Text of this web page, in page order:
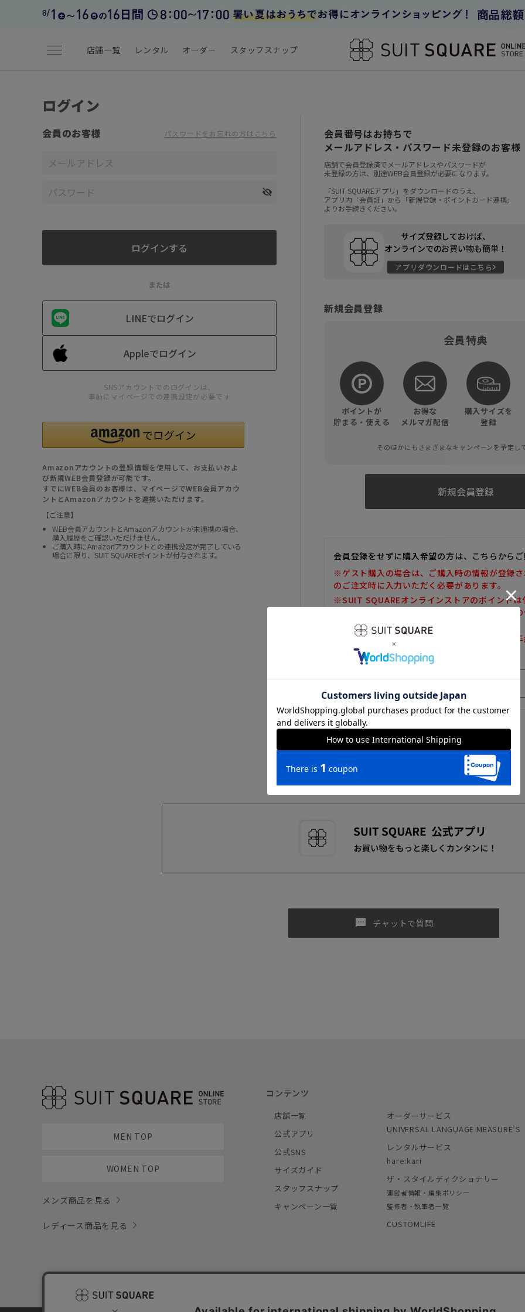
menu 店舗一覧 レンタル オーダー スタッフスナップ
ログイン
会員のお客様 パスワードをお忘れの方はこちら
または
LINEでログイン
Appleでログイン
SNSアカウントでのログインは、
事前にマイページでの連携設定が必要です
Amazonアカウントの登録情報を使用して、お支払いおよ
び新規WEB会員登録が可能です。
すでにWEB会員のお客様は、マイページでWEB会員アカウ
ントとAmazonアカウントを連携いただけます。
【ご注意】
WEB会員アカウントとAmazonアカウントが未連携の場合、
購入履歴をご確認いただけません。
ご購入時にAmazonアカウントとの連携設定が完了している
場合に限り、SUIT SQUAREポイントが付与されます。
会員番号はお持ちで
メールアドレス・パスワード未登録のお客様
店舗で会員登録済でメールアドレスやパスワードが
未登録の方は、別途WEB会員登録が必要になります。
「SUIT SQUAREアプリ」をダウンロードのうえ、
アプリ内「会員証」から「新規登録・ポイントカード連携」
よりお手続きください。
サイズ登録しておけば、
オンラインでのお買い物も簡単！
アプリダウンロードはこちら
新規会員登録
会員特典
ポイントが
貯まる・使える
お得な
メルマガ配信
購入サイズを
登録
そのほかにもさまざまなキャンペーンを予定し
新規会員登録
会員登録をせずに購入希望の方は、こちらからご
※ゲスト購入の場合は、ご購入時の情報が登録
のご注文時に入力いただく必要があります。
※SUIT SQUAREオンラインストアのポイントは
また、ゲスト購入後の会員情報統合・ポイント
しかねます。
※購入履歴の確認、領収書の発行、キャンセル
だけません。
sms チャットで質問
MEN TOP
WOMEN TOP
メンズ商品を見る
レディース商品を見る
コンテンツ
店舗一覧
公式アプリ
公式SNS
サイズガイド
スタッフスナップ
キャンペーン一覧
オーダーサービス
UNIVERSAL LANGUAGE MEASURE’S
レンタルサービス
hare:kari
ザ・スタイルディクショナリー
運営者情報・編集ポリシー
監修者・執筆者一覧
CUSTOMLIFE